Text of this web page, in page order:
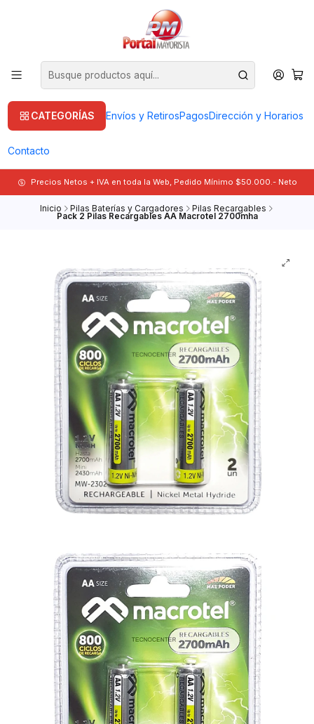
CATEGORÍAS Envíos y RetirosPagosDirección y Horarios
Contacto
Precios Netos + IVA en toda la Web, Pedido Mínimo $50.000.- Neto
Inicio Pilas Baterías y Cargadores Pilas Recargables
Pack 2 Pilas Recargables AA Macrotel 2700mha